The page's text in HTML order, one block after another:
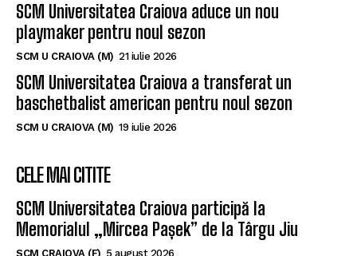
SCM Universitatea Craiova aduce un nou
playmaker pentru noul sezon
SCM Universitatea Craiova a transferat un
baschetbalist american pentru noul sezon
CELE MAI CITITE
SCM Universitatea Craiova participă la
Memorialul „Mircea Pașek” de la Târgu Jiu